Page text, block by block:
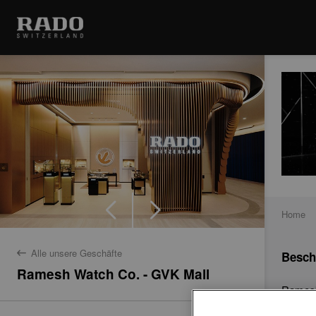
back Alle unsere Geschäfte
Ramesh Watch Co. - GVK Mall
Home